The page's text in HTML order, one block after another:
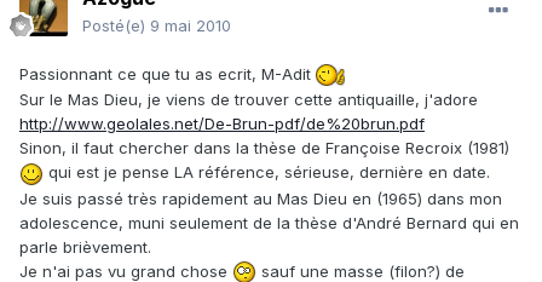
Posté(e) 9 mai 2010
Passionnant ce que tu as ecrit, M-Adit
Sur le Mas Dieu, je viens de trouver cette antiquaille, j'adore
http://www.geolales.net/De-Brun-pdf/de%20brun.pdf
Sinon, il faut chercher dans la thèse de Françoise Recroix (1981)
qui est je pense LA référence, sérieuse, dernière en date.
Je suis passé très rapidement au Mas Dieu en (1965) dans mon
adolescence, muni seulement de la thèse d'André Bernard qui en
parle brièvement.
Je n'ai pas vu grand chose
sauf une masse (filon?) de